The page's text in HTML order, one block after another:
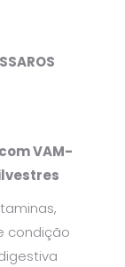
VAM-
condição